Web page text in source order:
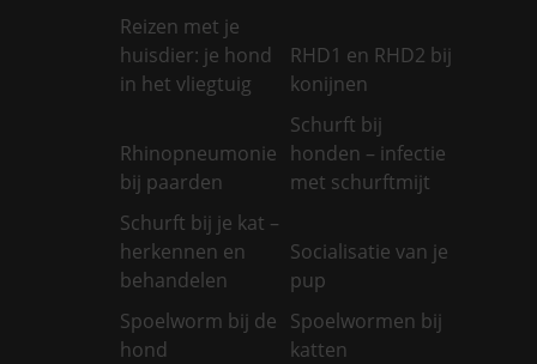
Reizen met je
huisdier: je hond
in het vliegtuig
RHD1 en RHD2 bij
konijnen
Rhinopneumonie
bij paarden
Schurft bij
honden – infectie
met schurftmijt
Schurft bij je kat –
herkennen en
behandelen
Socialisatie van je
pup
Spoelworm bij de
hond
Spoelwormen bij
katten